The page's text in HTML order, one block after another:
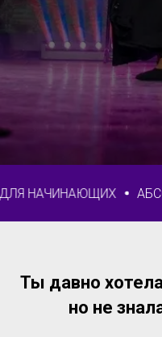
АБСОЛЮТНО
Ты давно
но не